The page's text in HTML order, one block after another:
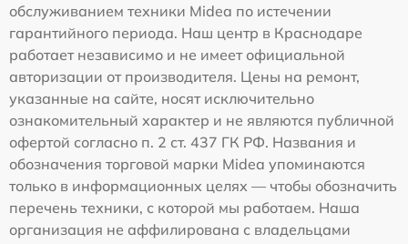
обслуживанием техники Midea по истечении
гарантийного периода. Наш центр в Краснодаре
работает независимо и не имеет официальной
авторизации от производителя. Цены на ремонт,
указанные на сайте, носят исключительно
ознакомительный характер и не являются публичной
офертой согласно п. 2 ст. 437 ГК РФ. Названия и
обозначения торговой марки Midea упоминаются
только в информационных целях — чтобы обозначить
перечень техники, с которой мы работаем. Наша
организация не аффилирована с владельцами